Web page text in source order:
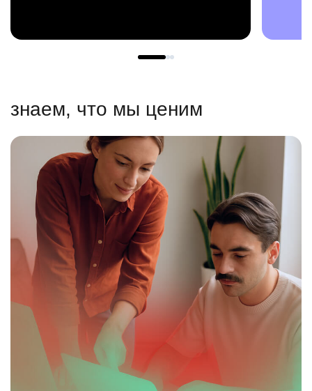
знаем, что мы ценим